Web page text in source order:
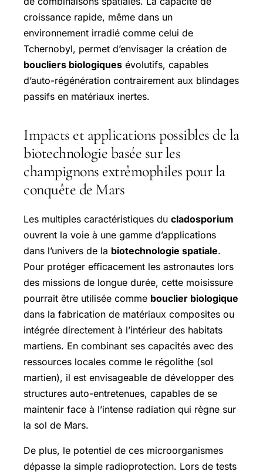
croissance rapide, même dans un
environnement irradié comme celui de
Tchernobyl, permet d’envisager la création de
boucliers biologiques évolutifs, capables
d’auto-régénération contrairement aux blindages
passifs en matériaux inertes.
Impacts et applications possibles de la
biotechnologie basée sur les
champignons extrêmophiles pour la
conquête de Mars
Les multiples caractéristiques du cladosporium
ouvrent la voie à une gamme d’applications
dans l’univers de la biotechnologie spatiale.
Pour protéger efficacement les astronautes lors
des missions de longue durée, cette moisissure
pourrait être utilisée comme bouclier biologique
dans la fabrication de matériaux composites ou
intégrée directement à l’intérieur des habitats
martiens. En combinant ses capacités avec des
ressources locales comme le régolithe (sol
martien), il est envisageable de développer des
structures auto-entretenues, capables de se
maintenir face à l’intense radiation qui règne sur
la sol de Mars.
De plus, le potentiel de ces microorganismes
dépasse la simple radioprotection. Lors de tests